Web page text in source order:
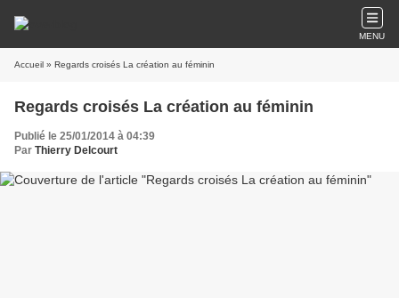
MENU
Accueil » Regards croisés La création au féminin
Regards croisés La création au féminin
Publié le 25/01/2014 à 04:39
Par Thierry Delcourt